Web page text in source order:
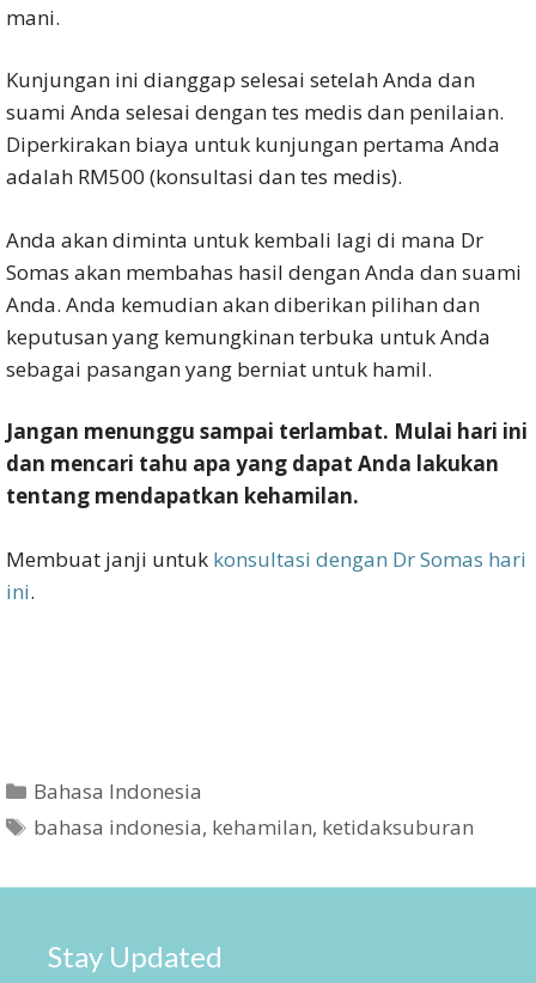
mani.
Kunjungan ini dianggap selesai setelah Anda dan
suami Anda selesai dengan tes medis dan penilaian.
Diperkirakan biaya untuk kunjungan pertama Anda
adalah RM500 (konsultasi dan tes medis).
Anda akan diminta untuk kembali lagi di mana Dr
Somas akan membahas hasil dengan Anda dan suami
Anda. Anda kemudian akan diberikan pilihan dan
keputusan yang kemungkinan terbuka untuk Anda
sebagai pasangan yang berniat untuk hamil.
Jangan menunggu sampai terlambat. Mulai hari ini
dan mencari tahu apa yang dapat Anda lakukan
tentang mendapatkan kehamilan.
Membuat janji untuk konsultasi dengan Dr Somas hari
ini.
Categories
Bahasa Indonesia
Tags
bahasa indonesia, kehamilan, ketidaksuburan
Stay Updated